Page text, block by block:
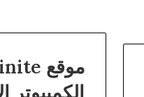
الكمبيوتر